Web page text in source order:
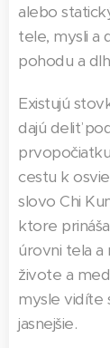
alebo
tele, mysli a
pohodu a
Existujú
dajú deliť
cestu k
slovo Chi
ktore
úrovni tela a
živote a
mysle vidíte
jasnejšie.